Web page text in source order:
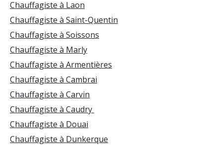
Chauffagiste à Laon
Chauffagiste à Saint-Quentin
Chauffagiste à Soissons
Chauffagiste à Marly
Chauffagiste à Armentières
Chauffagiste à Cambrai
Chauffagiste à Carvin
Chauffagiste à Caudry
Chauffagiste à Douai
Chauffagiste à Dunkerque